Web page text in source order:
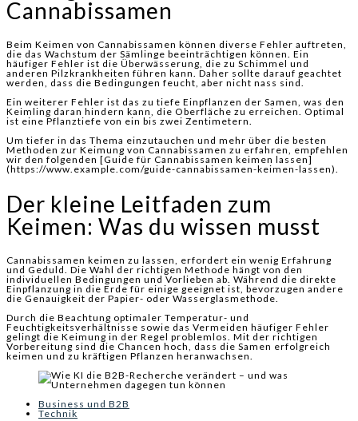
Cannabissamen
Beim Keimen von Cannabissamen können diverse Fehler auftreten,
die das Wachstum der Sämlinge beeinträchtigen können. Ein
häufiger Fehler ist die Überwässerung, die zu Schimmel und
anderen Pilzkrankheiten führen kann. Daher sollte darauf geachtet
werden, dass die Bedingungen feucht, aber nicht nass sind.
Ein weiterer Fehler ist das zu tiefe Einpflanzen der Samen, was den
Keimling daran hindern kann, die Oberfläche zu erreichen. Optimal
ist eine Pflanztiefe von ein bis zwei Zentimetern.
Um tiefer in das Thema einzutauchen und mehr über die besten
Methoden zur Keimung von Cannabissamen zu erfahren, empfehlen
wir den folgenden [Guide für Cannabissamen keimen lassen]
(https://www.example.com/guide-cannabissamen-keimen-lassen).
Der kleine Leitfaden zum
Keimen: Was du wissen musst
Cannabissamen keimen zu lassen, erfordert ein wenig Erfahrung
und Geduld. Die Wahl der richtigen Methode hängt von den
individuellen Bedingungen und Vorlieben ab. Während die direkte
Einpflanzung in die Erde für einige geeignet ist, bevorzugen andere
die Genauigkeit der Papier- oder Wasserglasmethode.
Durch die Beachtung optimaler Temperatur- und
Feuchtigkeitsverhältnisse sowie das Vermeiden häufiger Fehler
gelingt die Keimung in der Regel problemlos. Mit der richtigen
Vorbereitung sind die Chancen hoch, dass die Samen erfolgreich
keimen und zu kräftigen Pflanzen heranwachsen.
Business und B2B
Technik